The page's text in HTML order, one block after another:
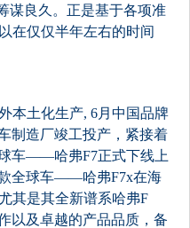
谋良久。正是基于各项准
在仅仅半年左右的时间
本土化生产, 6月中国品牌
制造厂竣工投产，紧接着
车——哈弗F7正式下线上
全球车——哈弗F7x在海
其是其全新谱系哈弗F
以及卓越的产品品质，备